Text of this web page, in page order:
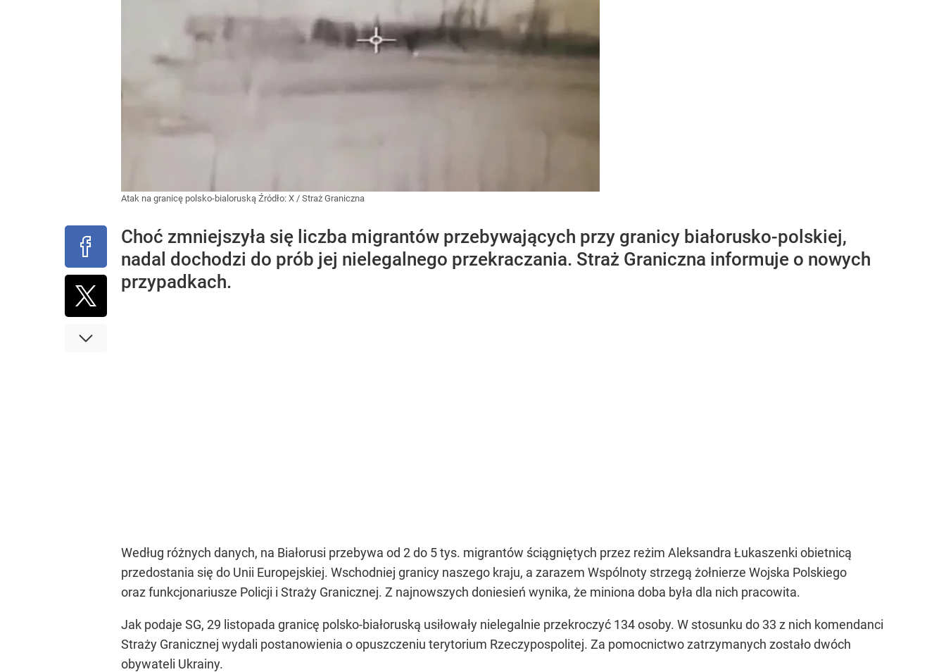
Atak na granicę polsko-bialoruską Źródło: X / Straż Graniczna
Choć zmniejszyła się liczba migrantów przebywających przy granicy białorusko-polskiej,
nadal dochodzi do prób jej nielegalnego przekraczania. Straż Graniczna informuje o nowych
przypadkach.
Według różnych danych, na Białorusi przebywa od 2 do 5 tys. migrantów ściągniętych przez reżim Aleksandra Łukaszenki obietnicą
przedostania się do Unii Europejskiej. Wschodniej granicy naszego kraju, a zarazem Wspólnoty strzegą żołnierze Wojska Polskiego
oraz funkcjonariusze Policji i Straży Granicznej. Z najnowszych doniesień wynika, że miniona doba była dla nich pracowita.
Jak podaje SG, 29 listopada granicę polsko-białoruską usiłowały nielegalnie przekroczyć 134 osoby. W stosunku do 33 z nich komendanci
Straży Granicznej wydali postanowienia o opuszczeniu terytorium Rzeczypospolitej. Za pomocnictwo zatrzymanych zostało dwóch
obywateli Ukrainy.